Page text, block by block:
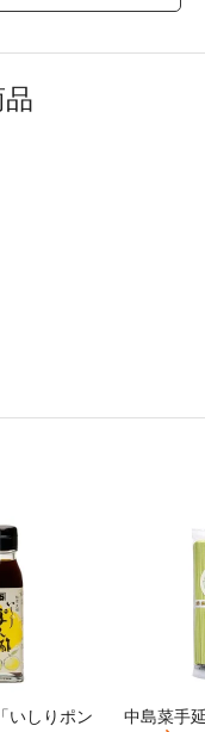
いしりポン
中島菜手